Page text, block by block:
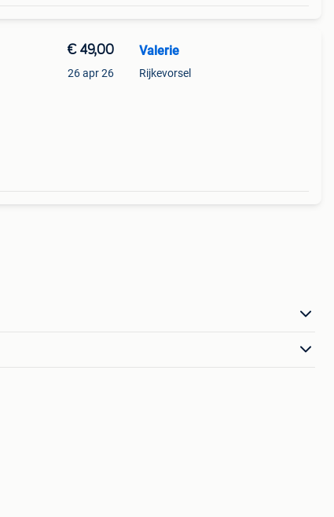
€ 49,00
26 apr 26
Valerie
Rijkevorsel